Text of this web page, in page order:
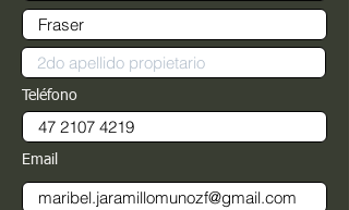
Teléfono
Email